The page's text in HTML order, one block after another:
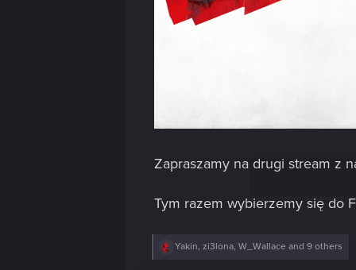
Zapraszamy na drugi stream z
Tym razem wybierzemy się do
R
Yakin, zi3lona, W_Wallace and 9 others